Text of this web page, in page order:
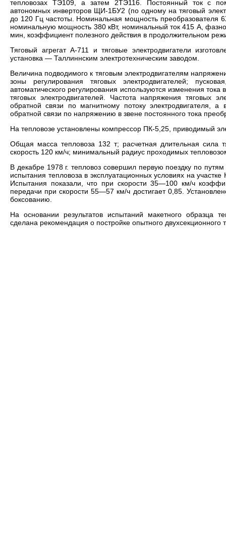
тепловозах ТЭ109, а затем 2ТЭ116. Постоянный ток с
автономных инверторов ЩИ-1БУ2 (по одному на тяговый
до 120 Гц частоты. Номинальная мощность преобразователя
номинальную мощность 380 кВт, номинальный ток 415 А,
мин, коэффициент полезного действия в продолжительном
Тяговый агрегат А-711 и тяговые электродвигатели
установка — Таллиннским электротехническим заводом.
Величина подводимого к тяговым электродвигателям
зоны регулирования тяговых электродвигателей;
автоматического регулирования используются изменения
тяговых электродвигателей. Частота напряжения тяговых
обратной связи по магнитному потоку электродвигателя,
обратной связи по напряжению в звене постоянного тока
На тепловозе установлены компрессор ПК-5,25, приводимый
Общая масса тепловоза 132 т; расчетная длительная сила
скорость 120 км/ч; минимальный радиус проходимых
В декабре 1978 г. тепловоз совершил первую поездку по
испытания тепловоза в эксплуатационных условиях на
Испытания показали, что при скорости 35—100 км/ч
передачи при скорости 55—57 км/ч достигает 0,85.
боксованию.
На основании результатов испытаний макетного образца
сделана рекомендация о постройке опытного двухсекционного